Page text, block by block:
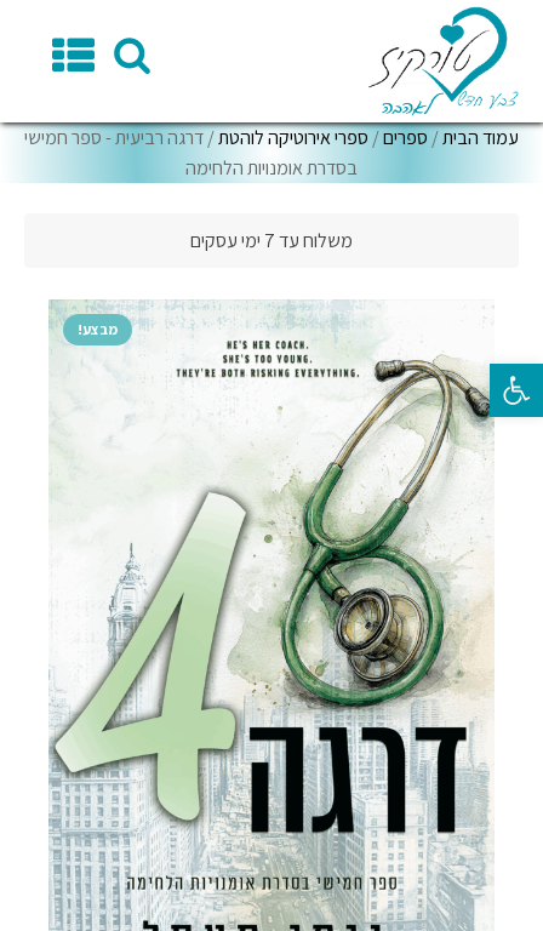
פתח סרגל נגישות
עמוד הבית/ ספרים/ ספרי אירוטיקה לוהטת/ דרגה רביעית - ספר חמישי
בסדרת אומנויות הלחימה
משלוח עד 7 ימי עסקים
מבצע!